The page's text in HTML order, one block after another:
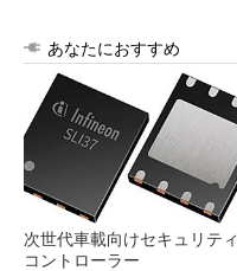
あなたにおすすめ
次世代車載向けセキュリティ
コントローラー